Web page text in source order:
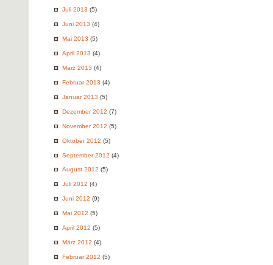
Juli 2013 (5)
Juni 2013 (4)
Mai 2013 (5)
April 2013 (4)
März 2013 (4)
Februar 2013 (4)
Januar 2013 (5)
Dezember 2012 (7)
November 2012 (5)
Oktober 2012 (5)
September 2012 (4)
August 2012 (5)
Juli 2012 (4)
Juni 2012 (9)
Mai 2012 (5)
April 2012 (5)
März 2012 (4)
Februar 2012 (5)